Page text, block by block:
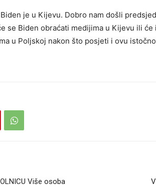
je u Kijevu. Dobro nam došli
se Biden obraćati medijima u Kijevu ili
u Poljskoj nakon što posjeti i ovu
Više osoba